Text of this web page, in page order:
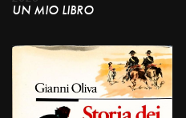
UN MIO LIBRO